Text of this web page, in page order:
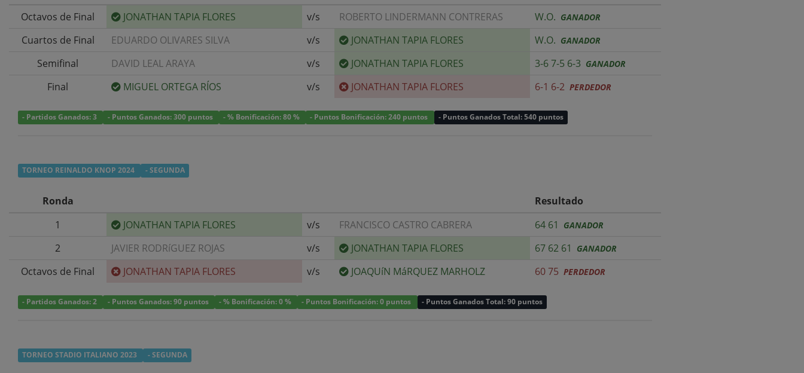
Octavos de Final
JONATHAN TAPIA FLORES v/s ROBERTO LINDERMANN CONTRERAS W.O. GANADOR
Cuartos de Final EDUARDO OLIVARES SILVA v/s JONATHAN TAPIA FLORES W.O. GANADOR
Semifinal DAVID LEAL ARAYA v/s JONATHAN TAPIA FLORES 3-6 7-5 6-3 GANADOR
Final MIGUEL ORTEGA RÍOS v/s JONATHAN TAPIA FLORES 6-1 6-2 PERDEDOR
- Partidos Ganados: 3 - Puntos Ganados: 300 puntos - % Bonificación: 80 % - Puntos Bonificación: 240 puntos - Puntos Ganados Total: 540 puntos
TORNEO REINALDO KNOP 2024 - SEGUNDA
Ronda
Resultado
1
JONATHAN TAPIA FLORES v/s FRANCISCO CASTRO CABRERA 64 61 GANADOR
2 JAVIER RODRíGUEZ ROJAS v/s JONATHAN TAPIA FLORES 67 62 61 GANADOR
Octavos de Final JONATHAN TAPIA FLORES v/s JOAQUíN MáRQUEZ MARHOLZ 60 75 PERDEDOR
- Partidos Ganados: 2 - Puntos Ganados: 90 puntos - % Bonificación: 0 % - Puntos Bonificación: 0 puntos - Puntos Ganados Total: 90 puntos
TORNEO STADIO ITALIANO 2023 - SEGUNDA